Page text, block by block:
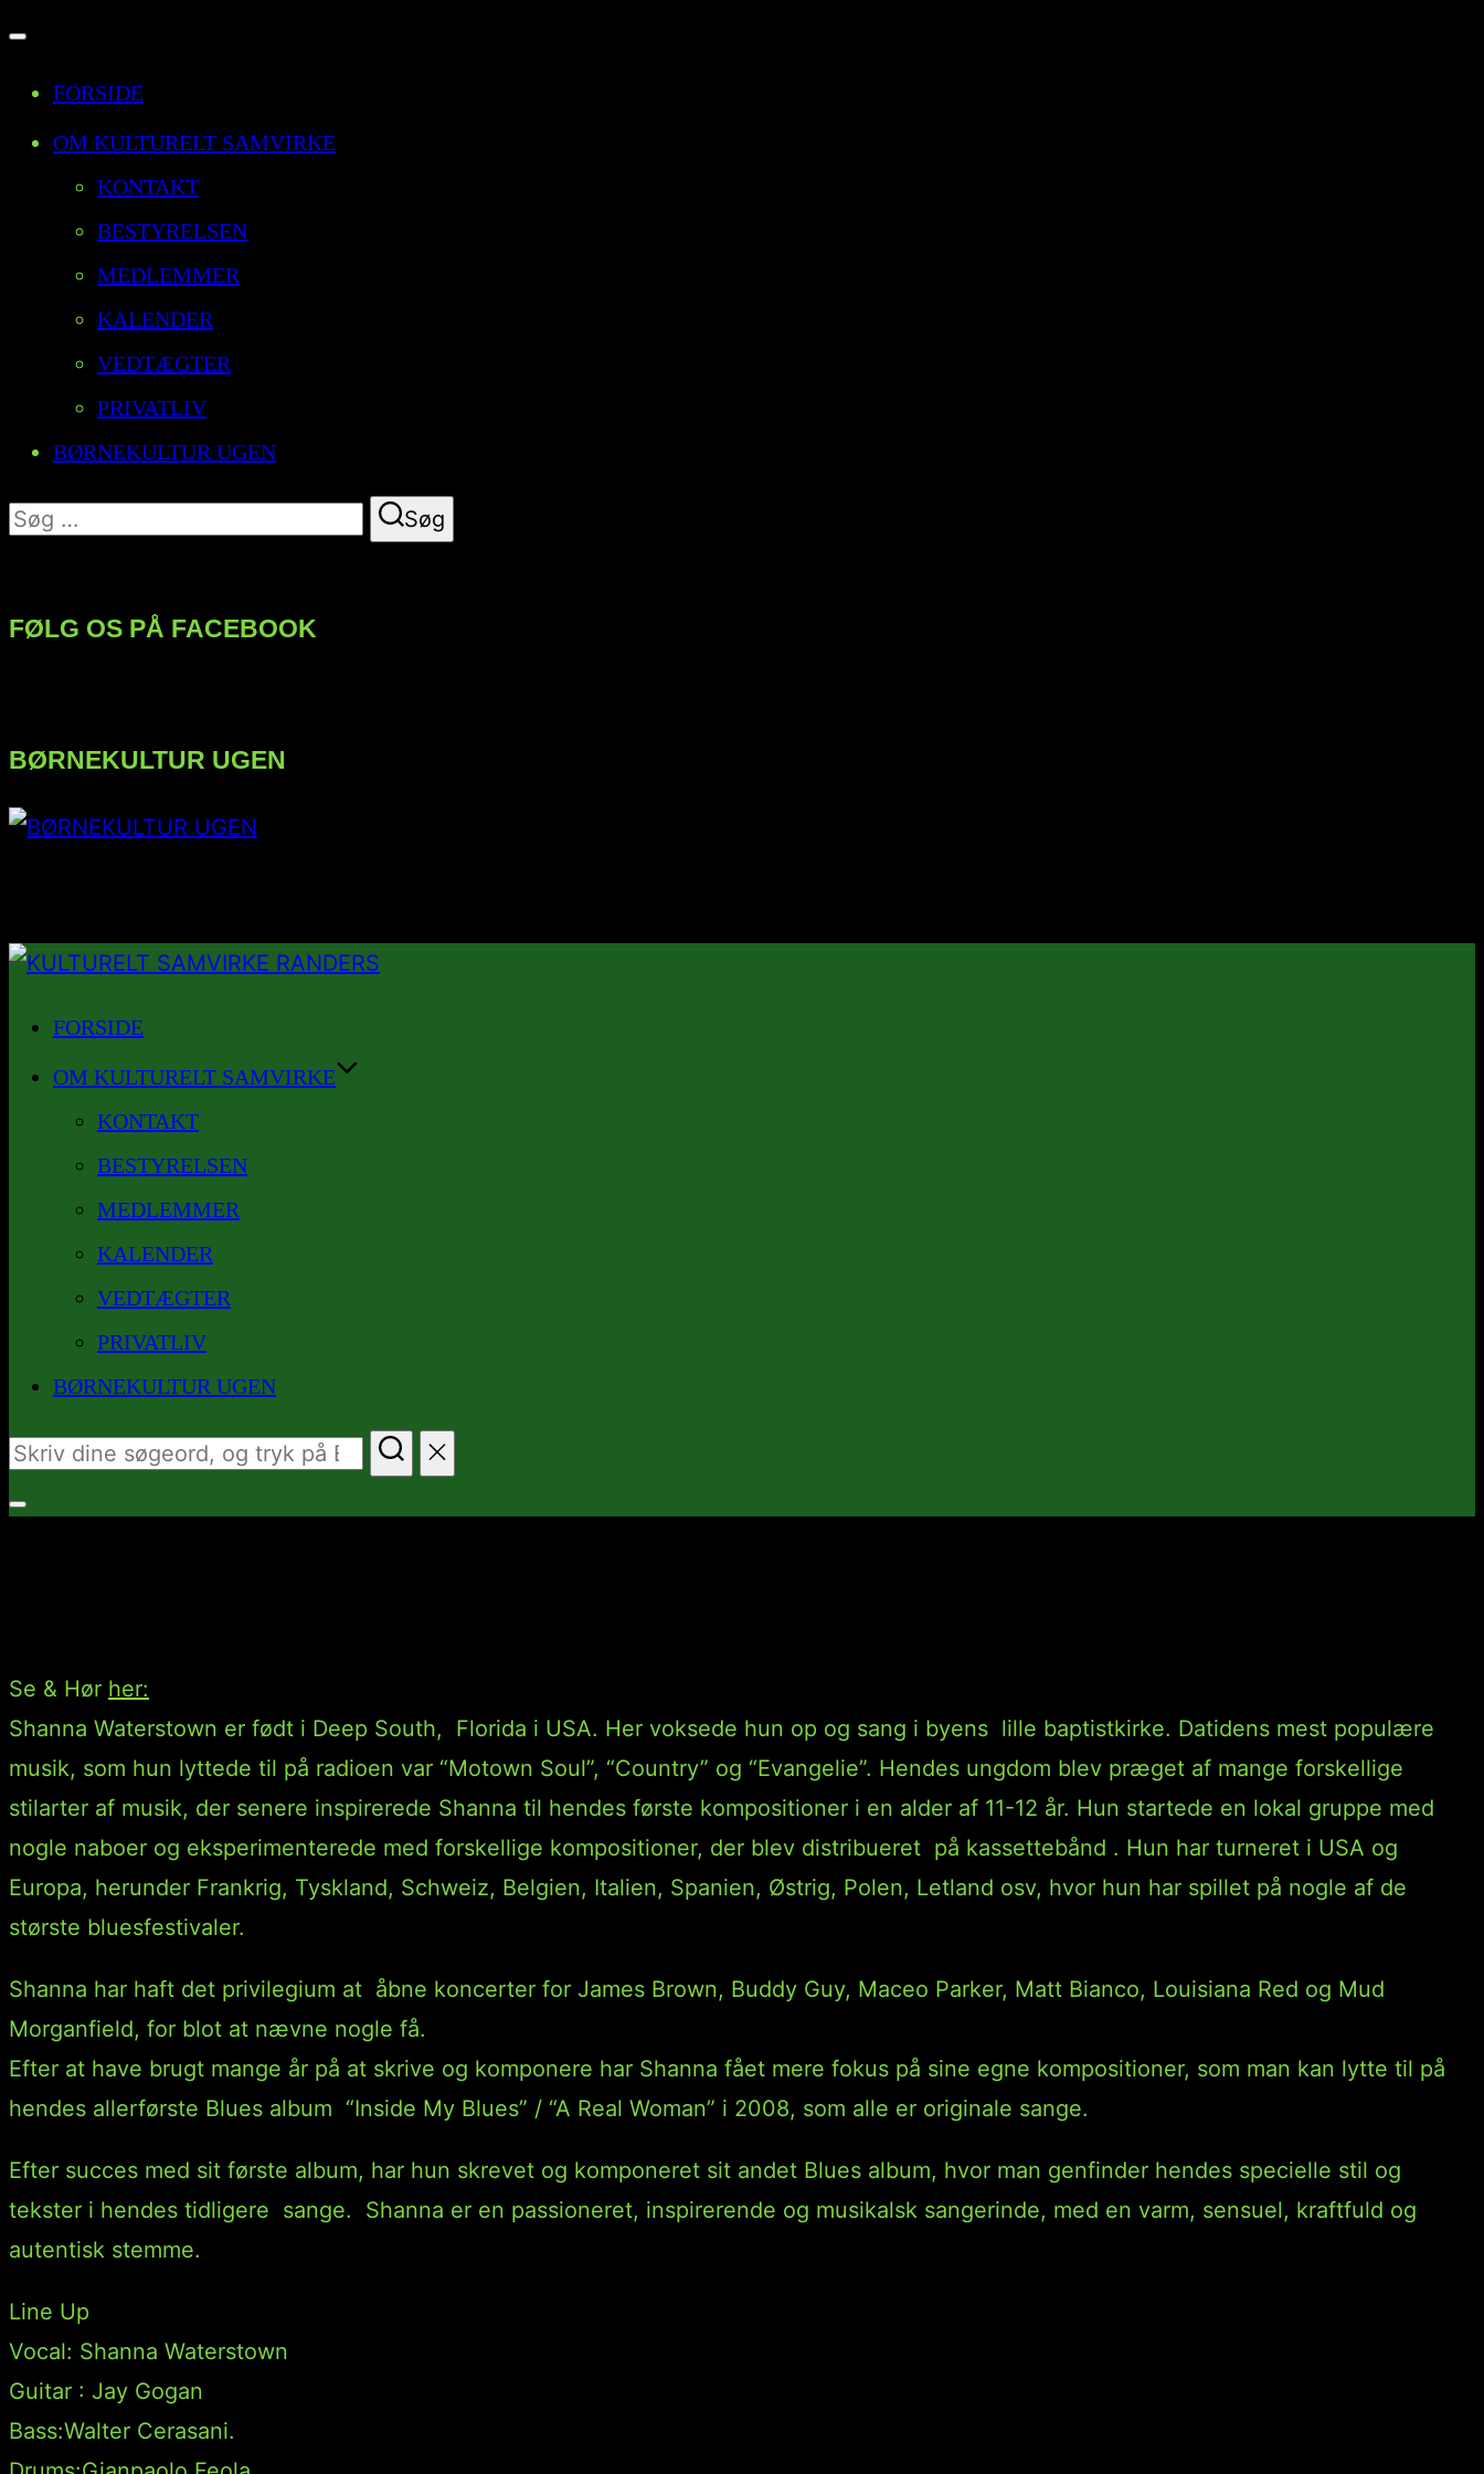
navigation
til/fra
FORSIDE
OM KULTURELT SAMVIRKE
KONTAKT
BESTYRELSEN
MEDLEMMER
KALENDER
VEDTÆGTER
PRIVATLIV
BØRNEKULTUR UGEN
Søg
Søg
FØLG OS PÅ FACEBOOK
BØRNEKULTUR UGEN
Videre
indhold
FORSIDE
OM KULTURELT SAMVIRKE
KONTAKT
BESTYRELSEN
MEDLEMMER
KALENDER
VEDTÆGTER
PRIVATLIV
BØRNEKULTUR UGEN
Søg
Slå
til/fra
Se & Hør her:
Shanna Waterstown er født i Deep South, Florida i USA. Her voksede hun op og sang i byens lille baptistkirke. Datidens mest populære
musik, som hun lyttede til på radioen var “Motown Soul”, “Country” og “Evangelie”. Hendes ungdom blev præget af mange forskellige
stilarter af musik, der senere inspirerede Shanna til hendes første kompositioner i en alder af 11-12 år. Hun startede en lokal gruppe med
nogle naboer og eksperimenterede med forskellige kompositioner, der blev distribueret på kassettebånd . Hun har turneret i USA og
Europa, herunder Frankrig, Tyskland, Schweiz, Belgien, Italien, Spanien, Østrig, Polen, Letland osv, hvor hun har spillet på nogle af de
største bluesfestivaler.
Shanna har haft det privilegium at åbne koncerter for James Brown, Buddy Guy, Maceo Parker, Matt Bianco, Louisiana Red og Mud
Morganfield, for blot at nævne nogle få.
Efter at have brugt mange år på at skrive og komponere har Shanna fået mere fokus på sine egne kompositioner, som man kan lytte til på
hendes allerførste Blues album “Inside My Blues” / “A Real Woman” i 2008, som alle er originale sange.
Efter succes med sit første album, har hun skrevet og komponeret sit andet Blues album, hvor man genfinder hendes specielle stil og
tekster i hendes tidligere sange. Shanna er en passioneret, inspirerende og musikalsk sangerinde, med en varm, sensuel, kraftfuld og
autentisk stemme.
Line Up
Vocal: Shanna Waterstown
Guitar : Jay Gogan
Bass:Walter Cerasani.